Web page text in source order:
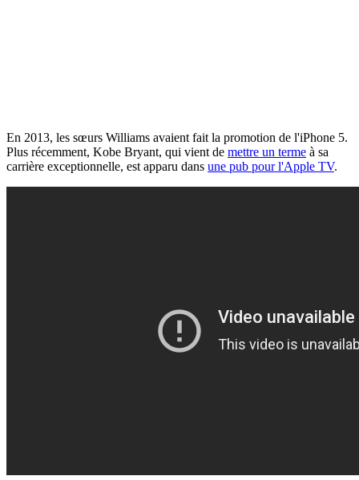
En 2013, les sœurs Williams avaient fait la promotion de l'iPhone 5.
Plus récemment, Kobe Bryant, qui vient de mettre un terme à sa
carrière exceptionnelle, est apparu dans une pub pour l'Apple TV.